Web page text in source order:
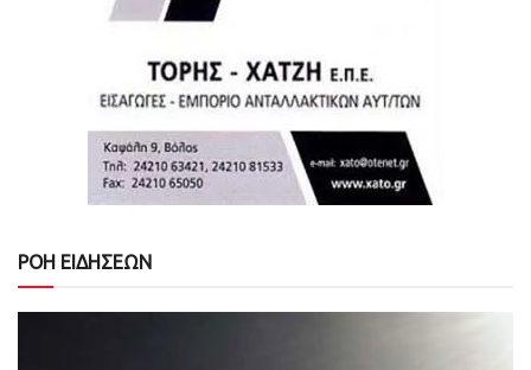
ΡΟΗ ΕΙΔΗΣΕΩΝ